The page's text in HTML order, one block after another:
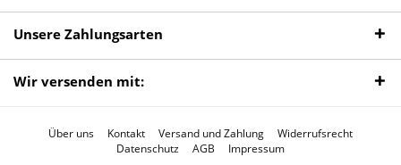
Unsere Zahlungsarten
Wir versenden mit:
Über uns Kontakt Versand und Zahlung
Widerrufsrecht
Datenschutz
AGB Impressum